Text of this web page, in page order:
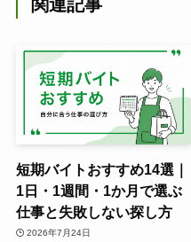
関連記事
短期バイトおすすめ14選｜
1日・1週間・1か月で選ぶ
仕事と失敗しない探し方
2026年7月24日